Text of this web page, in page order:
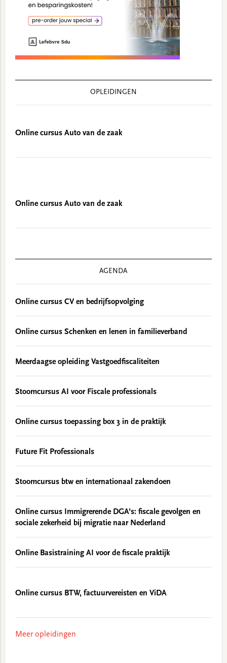
OPLEIDINGEN
Online cursus Auto van de zaak
Online cursus Auto van de zaak
AGENDA
Online cursus CV en bedrijfsopvolging
Online cursus Schenken en lenen in familieverband
Meerdaagse opleiding Vastgoedfiscaliteiten
Stoomcursus AI voor Fiscale professionals
Online cursus toepassing box 3 in de praktijk
Future Fit Professionals
Stoomcursus btw en internationaal zakendoen
Online cursus Immigrerende DGA’s: fiscale gevolgen en
sociale zekerheid bij migratie naar Nederland
Online Basistraining AI voor de fiscale praktijk
Online cursus BTW, factuurvereisten en ViDA
Meer opleidingen